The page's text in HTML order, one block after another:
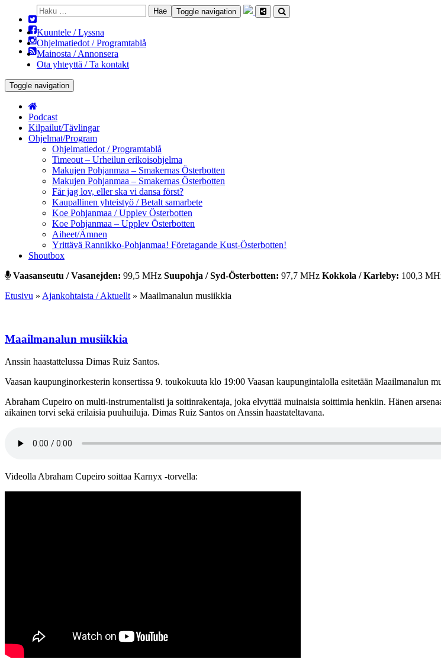
Toggle navigation
Haku:
Kuuntele / Lyssna
Ohjelmatiedot / Programtablå
Mainosta / Annonsera
Ota yhteyttä / Ta kontakt
Toggle navigation
Podcast
Kilpailut/Tävlingar
Ohjelmat/Program
Ohjelmatiedot / Programtablå
Timeout – Urheilun erikoisohjelma
Makujen Pohjanmaa – Smakernas Österbotten
Makujen Pohjanmaa – Smakernas Österbotten
Får jag lov, eller ska vi dansa först?
Kaupallinen yhteistyö / Betalt samarbete
Koe Pohjanmaa / Upplev Österbotten
Koe Pohjanmaa – Upplev Österbotten
Aiheet/Ämnen
Yrittävä Rannikko-Pohjanmaa! Företagande Kust-Österbotten!
Shoutbox
Vaasanseutu / Vasanejden: 99,5 MHz Suupohja / Syd-Österbotten: 97,7 MHz Kokkola / Karleby: 100,3
Etusivu » Ajankohtaista / Aktuellt » Maailmanalun musiikkia
Maailmanalun musiikkia
Anssin haastattelussa Dimas Ruiz Santos.
Vaasan kaupunginorkesterin konsertissa 9. toukokuuta klo 19:00 Vaasan kaupungintalolla esitetään Maailmanalun
Abraham Cupeiro on multi-instrumentalisti ja soitinrakentaja, joka elvyttää muinaisia soittimia henkiin. Hänen
aikainen torvi sekä erilaisia puuhuiluja. Dimas Ruiz Santos on Anssin haastateltavana.
Videolla Abraham Cupeiro soittaa Karnyx -torvella: